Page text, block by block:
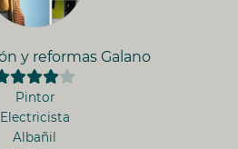
y reformas Galano
Pintor
Electricista
Albañil